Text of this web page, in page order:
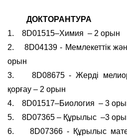
ДОКТОРАНТУРА
1.
8D01515–Химия – 2 орын
2.
8D04139 - Мемлекеттік
орын
3.
8D08675 - Жерді
қорғау – 2 орын
4.
8D01517–Биология – 3
5.
8D07365 – Құрылыс –3
6.
8D07366 - Құрылыс